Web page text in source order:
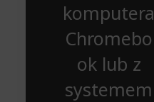
komputera
Chromebo
ok lub z
systemem